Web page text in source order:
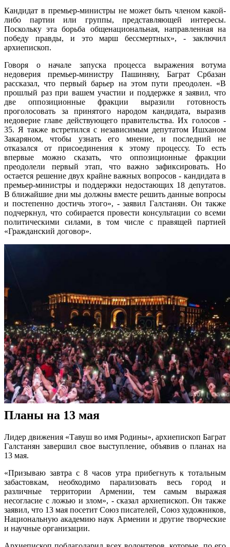
Кандидат в премьер-министры не может быть членом какой-
либо партии или группы, представляющей интересы.
Поскольку эта борьба общенациональная, направленная на
победу правды, и это марш бессмертных», - заключил
архиепископ.
Говоря о начале запуска процесса выражения вотума
недоверия премьер-министру Пашиняну, Баграт Србазан
рассказал, что первый барьер на этом пути преодолен. «В
прошлый раз при вашем участии и поддержке я заявил, что
две оппозиционные фракции выразили готовность
проголосовать за принятого народом кандидата, выразив
недоверие главе действующего правительства. Их голосов -
35. Я также встретился с независимым депутатом Ишханом
Закаряном, чтобы узнать его мнение, и последний не
отказался от присоединения к этому процессу. То есть
впервые можно сказать, что оппозиционные фракции
преодолели первый этап, что важно зафиксировать. Но
остается решение двух крайне важных вопросов - кандидата в
премьер-министры и поддержки недостающих 18 депутатов.
В ближайшие дни мы должны вместе решить данные вопросы
и постепенно достичь этого», - заявил Галстанян. Он также
подчеркнул, что собирается провести консультации со всеми
политическими силами, в том числе с правящей партией
«Гражданский договор».
Планы на 13 мая
Лидер движения «Тавуш во имя Родины», архиепископ Баграт
Галстанян завершил свое выступление, объявив о планах на
13 мая.
«Призываю завтра с 8 часов утра прибегнуть к тотальным
забастовкам, необходимо парализовать весь город и
различные территории Армении, тем самым выражая
несогласие с ложью и злом», - сказал архиепископ. Он также
заявил, что 13 мая посетит Союз писателей, Союз художников,
Национальную академию наук Армении и другие творческие
и научные организации.